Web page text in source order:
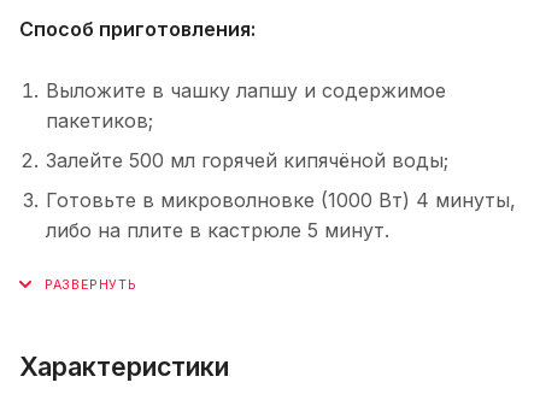
Способ приготовления:
Выложите в чашку лапшу и содержимое
пакетиков;
Залейте 500 мл горячей кипячёной воды;
Готовьте в микроволновке (1000 Вт) 4 минуты,
либо на плите в кастрюле 5 минут.
Характеристики